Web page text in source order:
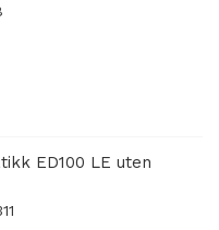
ED100 LE uten